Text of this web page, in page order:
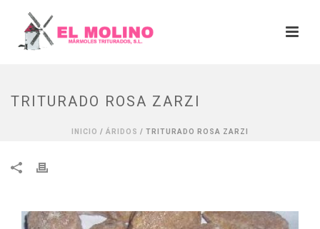
TRITURADO ROSA ZARZI
INICIO / ÁRIDOS / TRITURADO ROSA ZARZI